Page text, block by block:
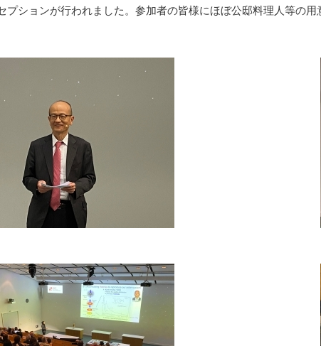
ションが行われました。参加者の皆様にほぼ公邸料理人等の